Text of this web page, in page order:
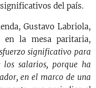
del país.
Gustavo Labriola,
en la mesa paritaria,
significativo para
salarios, porque ha
en el marco de una